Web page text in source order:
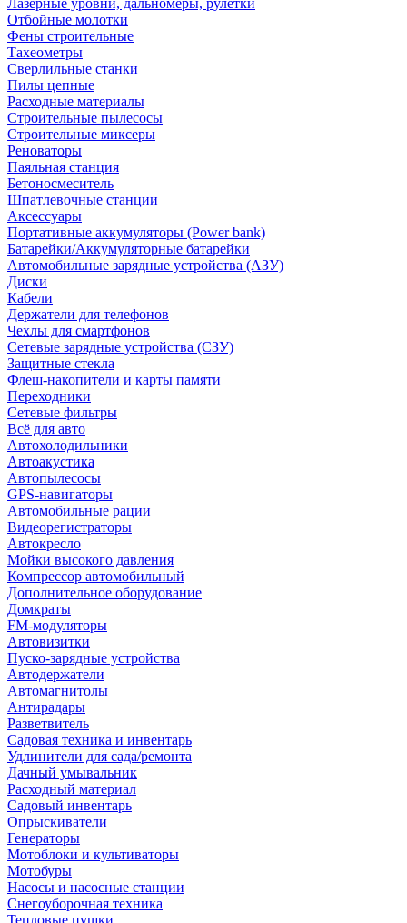
Лазерные уровни, дальномеры, рулетки
Отбойные молотки
Фены строительные
Тахеометры
Сверлильные станки
Пилы цепные
Расходные материалы
Строительные пылесосы
Строительные миксеры
Реноваторы
Паяльная станция
Бетоносмеситель
Шпатлевочные станции
Аксессуары
Портативные аккумуляторы (Power bank)
Батарейки/Аккумуляторные батарейки
Автомобильные зарядные устройства (АЗУ)
Диски
Кабели
Держатели для телефонов
Чехлы для смартфонов
Сетевые зарядные устройства (СЗУ)
Защитные стекла
Флеш-накопители и карты памяти
Переходники
Сетевые фильтры
Всё для авто
Автохолодильники
Автоакустика
Автопылесосы
GPS-навигаторы
Автомобильные рации
Видеорегистраторы
Автокресло
Мойки высокого давления
Компрессор автомобильный
Дополнительное оборудование
Домкраты
FM-модуляторы
Автовизитки
Пуско-зарядные устройства
Автодержатели
Автомагнитолы
Антирадары
Разветвитель
Садовая техника и инвентарь
Удлинители для сада/ремонта
Дачный умывальник
Расходный материал
Садовый инвентарь
Опрыскиватели
Генераторы
Мотоблоки и культиваторы
Мотобуры
Насосы и насосные станции
Снегоуборочная техника
Тепловые пушки